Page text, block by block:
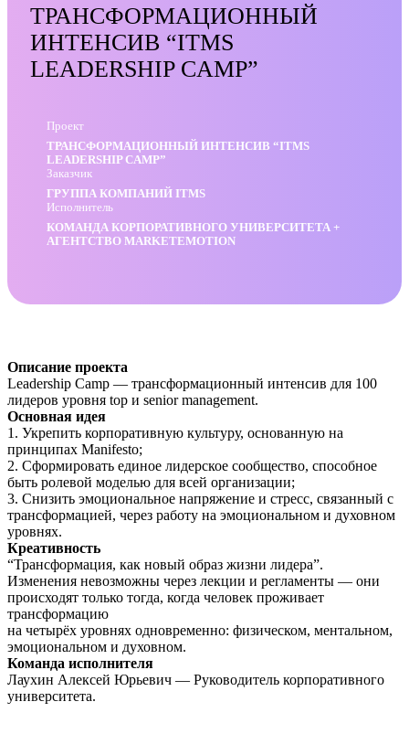
ТРАНСФОРМАЦИОННЫЙ
ИНТЕНСИВ “ITMS
LEADERSHIP CAMP”
Проект
ТРАНСФОРМАЦИОННЫЙ ИНТЕНСИВ “ITMS
LEADERSHIP CAMP”
Заказчик
ГРУППА КОМПАНИЙ ITMS
Исполнитель
КОМАНДА КОРПОРАТИВНОГО УНИВЕРСИТЕТА +
АГЕНТСТВО MARKETEMOTION
Описание проекта
Leadership Camp — трансформационный интенсив для 100
лидеров уровня top и senior management.
Основная идея
1. Укрепить корпоративную культуру, основанную на
принципах Manifesto;
2. Сформировать единое лидерское сообщество, способное
быть ролевой моделью для всей организации;
3. Снизить эмоциональное напряжение и стресс, связанный с
трансформацией, через работу на эмоциональном и духовном
уровнях.
Креативность
“Трансформация, как новый образ жизни лидера”.
Изменения невозможны через лекции и регламенты — они
происходят только тогда, когда человек проживает
трансформацию
на четырёх уровнях одновременно: физическом, ментальном,
эмоциональном и духовном.
Команда исполнителя
Лаухин Алексей Юрьевич — Руководитель корпоративного
университета.